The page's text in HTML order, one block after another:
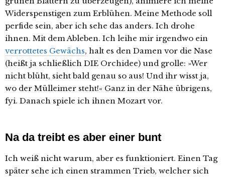
Widerspenstigen zum Erblühen. Meine Methode soll
perfide sein, aber ich sehe das anders. Ich drohe
ihnen. Mit dem Ableben. Ich leihe mir irgendwo ein
verrottetes Gewächs, halt es den Damen vor die Nase
(heißt ja schließlich DIE Orchidee) und grolle: »Wer
nicht blüht, sieht bald genau so aus! Und ihr wisst ja,
wo der Mülleimer steht!« Ganz in der Nähe übrigens,
fyi. Danach spiele ich ihnen Mozart vor.
Na da treibt es aber einer bunt
Ich weiß nicht warum, aber es funktioniert. Einen Tag
später sehe ich einen strammen Trieb, welcher sich